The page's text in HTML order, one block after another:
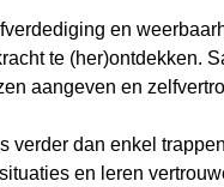
en
te (her)ontdekken.
aangeven en
verder dan enkel
en leren